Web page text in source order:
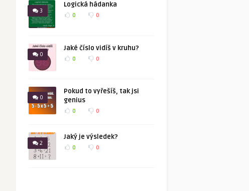
3
Logická hádanka
0 0
0
Jaké číslo vidíš v kruhu?
0 0
0
Pokud to vyřešíš, tak jsi
genius
0 0
2
Jaký je výsledek?
0 0